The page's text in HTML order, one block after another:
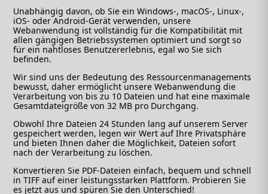
Unabhängig davon, ob Sie ein Windows-, macOS-, Linux-,
iOS- oder Android-Gerät verwenden, unsere
Webanwendung ist vollständig für die Kompatibilität mit
allen gängigen Betriebssystemen optimiert und sorgt so
für ein nahtloses Benutzererlebnis, egal wo Sie sich
befinden.
Wir sind uns der Bedeutung des Ressourcenmanagements
bewusst, daher ermöglicht unsere Webanwendung die
Verarbeitung von bis zu 10 Dateien und hat eine maximale
Gesamtdateigröße von 32 MB pro Durchgang.
Obwohl Ihre Dateien 24 Stunden lang auf unserem Server
gespeichert werden, legen wir Wert auf Ihre Privatsphäre
und bieten Ihnen daher die Möglichkeit, Dateien sofort
nach der Verarbeitung zu löschen.
Konvertieren Sie PDF-Dateien einfach, bequem und schnell
in TIFF auf einer leistungsstarken Plattform. Probieren Sie
es jetzt aus und spüren Sie den Unterschied!